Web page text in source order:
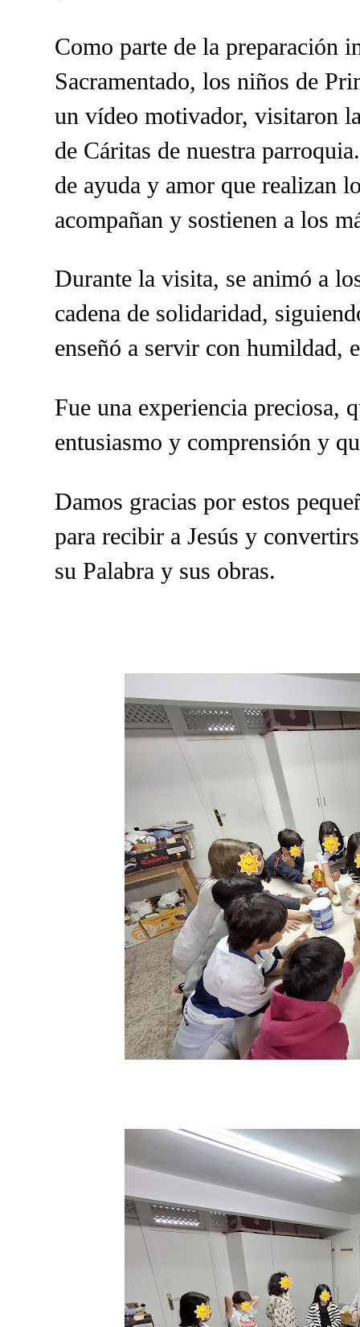
Como parte de la preparación
Sacramentado, los niños de
un vídeo motivador, visitaron
de Cáritas de nuestra
de ayuda y amor que realizan
acompañan y sostienen a los
Durante la visita, se animó a
cadena de solidaridad,
enseñó a servir con humildad,
Fue una experiencia preciosa,
entusiasmo y comprensión y
Damos gracias por estos
para recibir a Jesús y
su Palabra y sus obras.